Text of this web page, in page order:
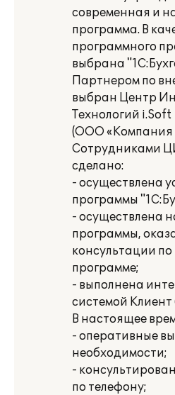
современная и
программа. В
программного
выбрана
Партнером по
выбран Центр
Технологий i.Soft
(ООО «Компания
Сотрудниками
сделано:
- осуществлена
программы
- осуществлена
программы,
консультации
программе;
- выполнена
системой Клиент
В настоящее
- оперативные
необходимости;
-
по телефону;